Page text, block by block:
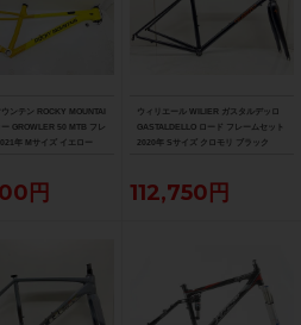
ンテン ROCKY MOUNTAI
GROWLER 50 MTB フレ
年 Mサイズ イエロー
円
ウィリエール WILIER ガスタルデッロ
GASTALDELLO ロード フレームセット
2020年 Sサイズ クロモリ ブラック
112,750円